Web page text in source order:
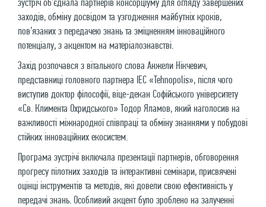
заходів, обміну досвідом та узгодження майбутніх кроків,
пов’язаних з передачею знань та зміцненням інноваційного
потенціалу, з акцентом на матеріалознавстві.
Захід розпочався з вітального слова Анжели Нікчевич,
представниці головного партнера IЕC «Tehnopolis», після чого
виступив доктор філософії, віце-декан Софійського університету
«Св. Климента Охридського» Тодор Яламов, який наголосив на
важливості міжнародної співпраці та обміну знаннями у побудові
стійких інноваційних екосистем.
Програма зустрічі включала презентації партнерів, обговорення
прогресу пілотних заходів та інтерактивні семінари, присвячені
оцінці інструментів та методів, які довели свою ефективність у
передачі знань. Особливий акцент було зроблено на залученні